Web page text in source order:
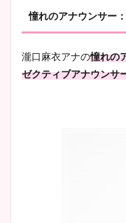
憧れのアナウンサー
瀧口麻衣アナの憧れの
ゼクティブアナウンサ